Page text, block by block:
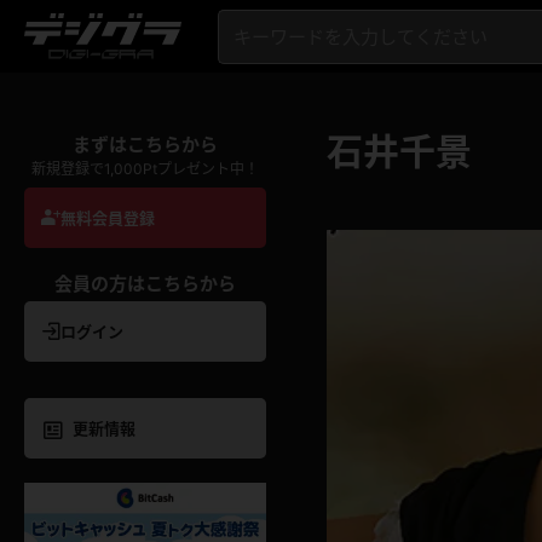
まずはこちらから
新規登録で1,000Ptプレゼント中！
無料会員登録
会員の方はこちらから
ログイン
更新情報
石井千景